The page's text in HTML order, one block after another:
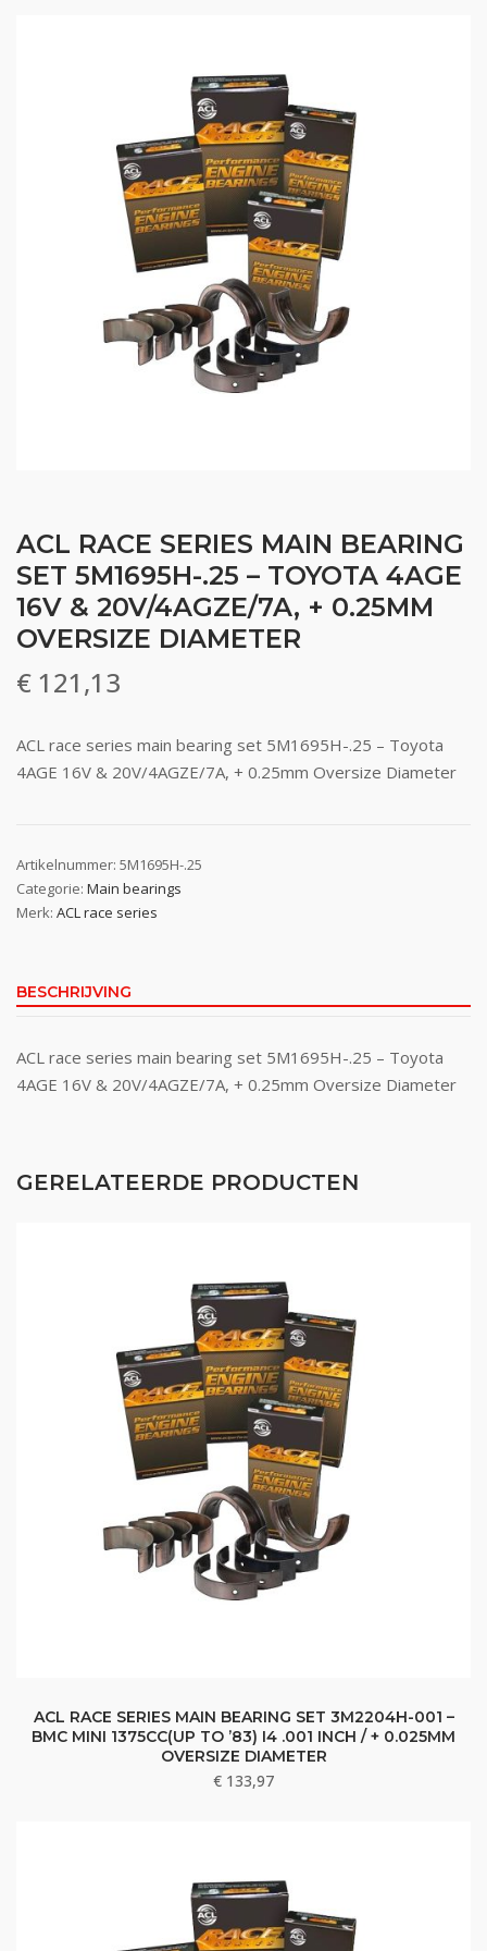
ACL RACE SERIES MAIN BEARING
SET 5M1695H-.25 – TOYOTA 4AGE
16V & 20V/4AGZE/7A, + 0.25MM
OVERSIZE DIAMETER
€ 121,13
ACL race series main bearing set 5M1695H-.25 – Toyota
4AGE 16V & 20V/4AGZE/7A, + 0.25mm Oversize Diameter
Artikelnummer: 5M1695H-.25
Categorie: Main bearings
Merk: ACL race series
BESCHRIJVING
ACL race series main bearing set 5M1695H-.25 – Toyota
4AGE 16V & 20V/4AGZE/7A, + 0.25mm Oversize Diameter
GERELATEERDE PRODUCTEN
ACL RACE SERIES MAIN BEARING SET 3M2204H-001 –
BMC MINI 1375CC(UP TO ’83) I4 .001 INCH / + 0.025MM
OVERSIZE DIAMETER
€ 133,97